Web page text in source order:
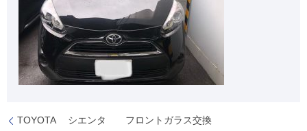
TOYOTA シエンタ フロントガラス交換